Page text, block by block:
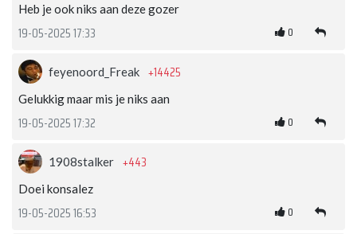
Heb je ook niks aan deze gozer
19-05-2025 17:33 0
feyenoord_Freak +14425
Gelukkig maar mis je niks aan
19-05-2025 17:32 0
1908stalker +443
Doei konsalez
19-05-2025 16:53 0